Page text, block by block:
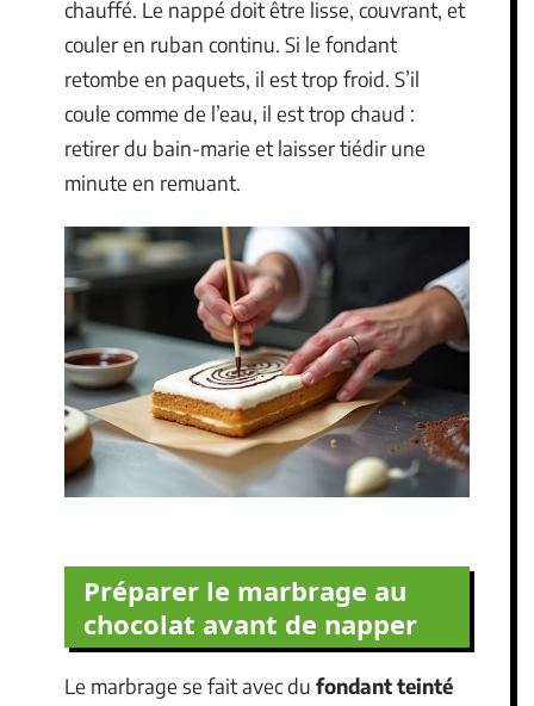
chauffé. Le nappé doit être lisse, couvrant, et
couler en ruban continu. Si le fondant
retombe en paquets, il est trop froid. S’il
coule comme de l’eau, il est trop chaud :
retirer du bain-marie et laisser tiédir une
minute en remuant.
Préparer le marbrage au
chocolat avant de napper
Le marbrage se fait avec du fondant teinté